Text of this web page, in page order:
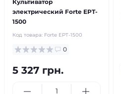
Культиватор
электрический Forte EPT-
1500
Код товара: Forte EPT-1500
0
5 327 грн.